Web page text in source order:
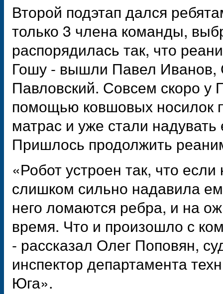
Второй подэтап дался
только 3 члена команды,
распорядилась так, что
Гошу - вышли Павел Иванов,
Павловский. Совсем скоро у
помощью ковшовых носилок
матрас и уже стали надувать
Пришлось продолжить
«Робот устроен так, что
слишком сильно надавила
него ломаются ребра, и на
время. Что и произошло с
- рассказал Олег Поповян,
инспектор департамента
Юга».